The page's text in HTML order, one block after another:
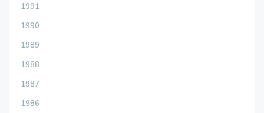
1991
1990
1989
1988
1987
1986